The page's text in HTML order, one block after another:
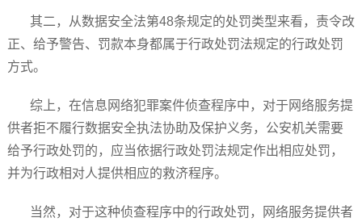
其二，从数据安全法第48条规定的处罚类型来看，责令改
正、给予警告、罚款本身都属于行政处罚法规定的行政处罚
方式。
综上，在信息网络犯罪案件侦查程序中，对于网络服务提
供者拒不履行数据安全执法协助及保护义务，公安机关需要
给予行政处罚的，应当依据行政处罚法规定作出相应处罚，
并为行政相对人提供相应的救济程序。
当然，对于这种侦查程序中的行政处罚，网络服务提供者